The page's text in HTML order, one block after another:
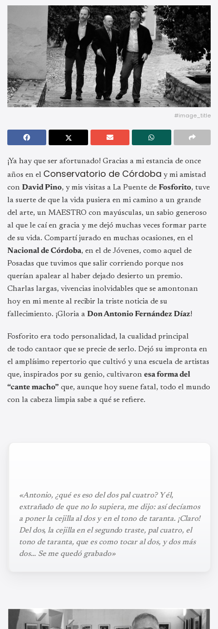
#image_title
¡Ya hay que ser afortunado! Gracias a mi estancia de once
años en el Conservatorio de Córdoba y mi amistad
con David Pino, y mis visitas a La Puente de Fosforito, tuve
la suerte de que la vida pusiera en mi camino a un grande
del arte, un MAESTRO con mayúsculas, un sabio generoso
al que le caí en gracia y me dejó muchas veces formar parte
de su vida. Compartí jurado en muchas ocasiones, en el
Nacional de Córdoba, en el de Jóvenes, como aquel de
Posadas que tuvimos que salir corriendo porque nos
querían apalear al haber dejado desierto un premio.
Charlas largas, vivencias inolvidables que se amontonan
hoy en mi mente al recibir la triste noticia de su
fallecimiento. ¡Gloria a Don Antonio Fernández Díaz!
Fosforito era todo personalidad, la cualidad principal
de todo cantaor que se precie de serlo. Dejó su impronta en
el amplísimo repertorio que cultivó y una escuela de artistas
que, inspirados por su genio, cultivaron esa forma del
“cante macho” que, aunque hoy suene fatal, todo el mundo
con la cabeza limpia sabe a qué se refiere.
«Antonio, ¿qué es eso del dos pal cuatro? Y él,
extrañado de que no lo supiera, me dijo: así decíamos
a poner la cejilla al dos y en el tono de taranta. ¡Claro!
Del dos, la cejilla en el segundo traste, pal cuatro, el
tono de taranta, que es como tocar al dos, y dos más
dos… Se me quedó grabado»